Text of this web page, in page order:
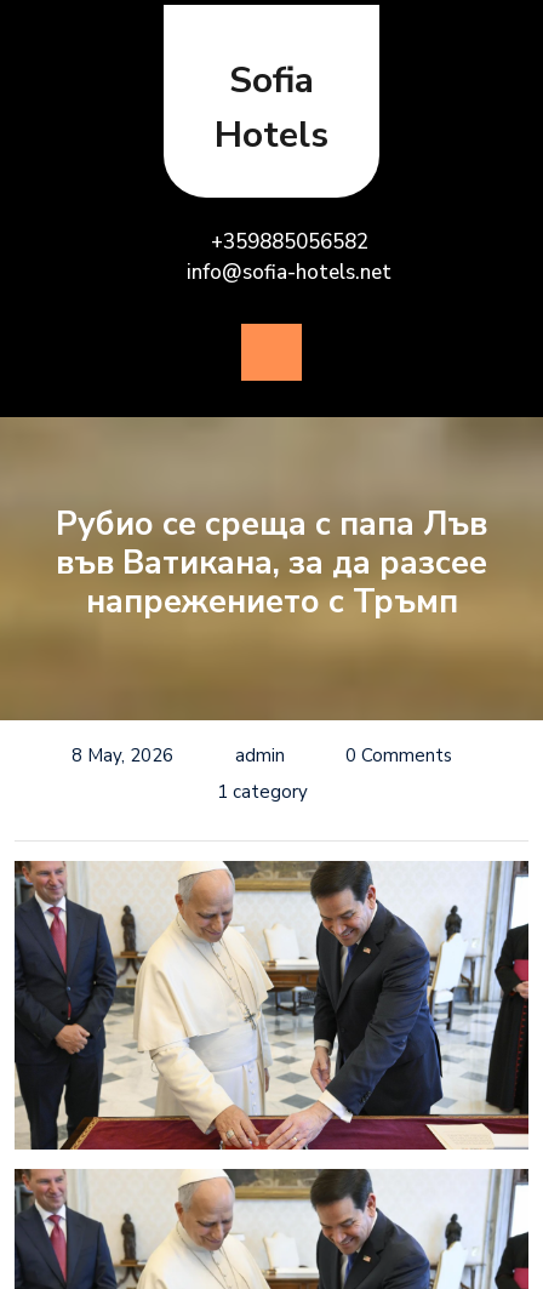
Sofia
Hotels
+359885056582
info@sofia-hotels.net
Button
Рубио се среща с папа Лъв
във Ватикана, за да разсее
напрежението с Тръмп
8 May, 2026 admin
0 Comments
1 category